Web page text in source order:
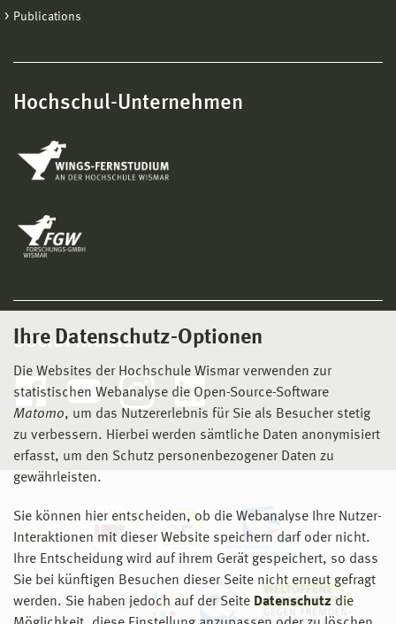
Ihre Datenschutz-Optionen
Die Websites der Hochschule Wismar verwenden zur
statistischen Webanalyse die Open-Source-Software
Matomo, um das Nutzererlebnis für Sie als Besucher stetig
zu verbessern. Hierbei werden sämtliche Daten anonymisiert
erfasst, um den Schutz personenbezogener Daten zu
gewährleisten.
Sie können hier entscheiden, ob die Webanalyse Ihre Nutzer-
Interaktionen mit dieser Website speichern darf oder nicht.
Ihre Entscheidung wird auf ihrem Gerät gespeichert, so dass
Sie bei künftigen Besuchen dieser Seite nicht erneut gefragt
werden. Sie haben jedoch auf der Seite Datenschutz die
Publications
Hochschul-Unternehmen
Social Media